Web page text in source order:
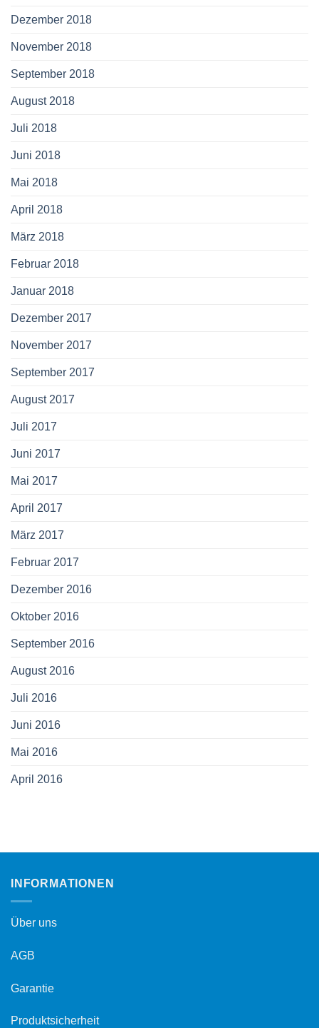
Dezember 2018
November 2018
September 2018
August 2018
Juli 2018
Juni 2018
Mai 2018
April 2018
März 2018
Februar 2018
Januar 2018
Dezember 2017
November 2017
September 2017
August 2017
Juli 2017
Juni 2017
Mai 2017
April 2017
März 2017
Februar 2017
Dezember 2016
Oktober 2016
September 2016
August 2016
Juli 2016
Juni 2016
Mai 2016
April 2016
INFORMATIONEN
Über uns
AGB
Garantie
Produktsicherheit